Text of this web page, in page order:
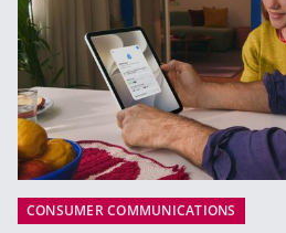
CONSUMER COMMUNICATIONS